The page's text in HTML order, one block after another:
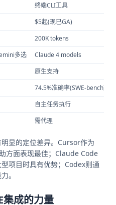
终端CLI工具
$5起(现已GA)
200K tokens
多选 Claude 4 models
原生支持
74.5%准确率(SWE-bench)
自主任务执行
需代理
显的定位差异。Cursor作为
方面表现最佳；Claude Code
项目时具有优势；Codex则通
。
成的力量